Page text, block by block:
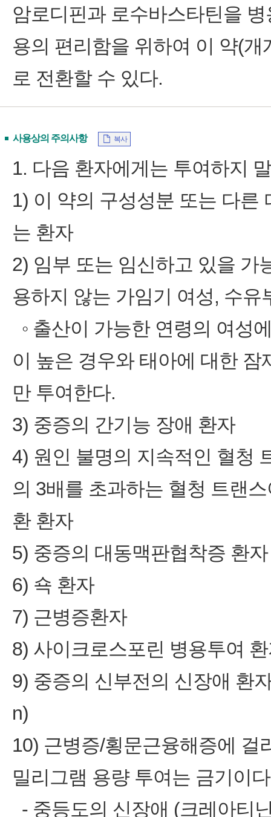
암로디핀과 로수바스타틴을
용의 편리함을 위하여 이 약(
로 전환할 수 있다.
사용상의 주의사항 복사
1. 다음 환자에게는 투여하지
1) 이 약의 구성성분 또는 다른
는 환자
2) 임부 또는 임신하고 있을 가
용하지 않는 가임기 여성, 수유
◦ 출산이 가능한 연령의 여성
이 높은 경우와 태아에 대한
만 투여한다.
3) 중증의 간기능 장애 환자
4) 원인 불명의 지속적인 혈청
의 3배를 초과하는 혈청 트랜
환 환자
5) 중증의 대동맥판협착증 환자
6) 쇽 환자
7) 근병증환자
8) 사이크로스포린 병용투여
9) 중증의 신부전의 신장애 환
n)
10) 근병증/횡문근융해증에 걸
밀리그램 용량 투여는 금기이
‑ 중등도의 신장애 (크레아티